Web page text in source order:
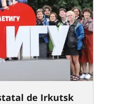
de Irkutsk